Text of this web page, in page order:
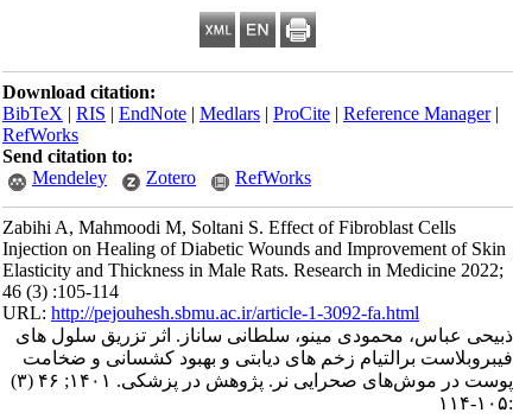
Download citation:
BibTeX|RIS|EndNote|Medlars|ProCite|Reference Manager
RefWorks
Send citation to:
Mendeley
Zotero RefWorks
Zabihi A, Mahmoodi M, Soltani S. Effect of Fibroblast Cells
Injection on Healing of Diabetic Wounds and Improvement of Skin
Elasticity and Thickness in Male Rats. Research in Medicine 2022;
46 (3) :105-114
URL:http://pejouhesh.sbmu.ac.ir/article-1-3092-fa.html
ذبیحی عباس، محمودی مینو، سلطانی ساناز. اثر تزریق سلول های
فیبروبلاست برالتیام زخم های دیابتی و بهبود کشسانی و ضخامت
پوست در موش‌های صحرایی نر. پژوهش در پزشکی. ۱۴۰۱; ۴۶ (۳)